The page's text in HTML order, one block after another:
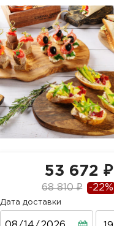
53 672 ₽
68 810 ₽ -22%
Дата доставки